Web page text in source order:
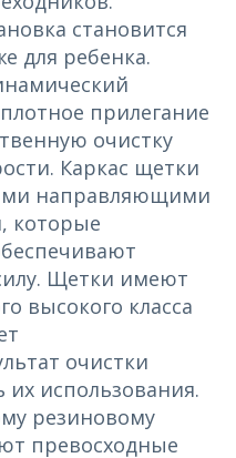
становится
для ребенка.
прилегание
очистку
Каркас щетки
направляющими
которые
Щетки имеют
высокого класса
очистки
их использования.
резиновому
превосходные